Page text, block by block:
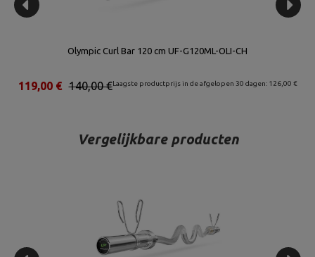
Olympic Curl Bar 120 cm UF-G120ML-OLI-CH
Laagste productprijs in de afgelopen 30 dagen: 126,00 €
140,00 €
119,00 €
Vergelijkbare producten